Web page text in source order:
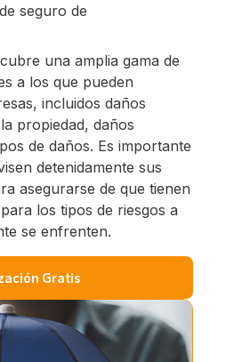
seguro de
una amplia gama de
a los que pueden
incluidos daños
propiedad, daños
de daños. Es importante
detenidamente sus
asegurarse de que tienen
los tipos de riesgos a
se enfrenten.
Gratis